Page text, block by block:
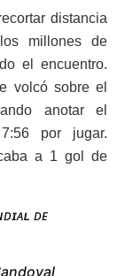
distancia
millones de
el encuentro.
volcó sobre el
anotar el
por jugar.
a 1 gol de
ᴅᴇ